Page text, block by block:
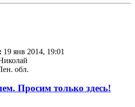
19 янв 2014, 19:01
обл.
Просим только здесь!